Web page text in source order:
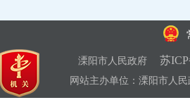
溧阳市人民政府 苏
网站主办单位：溧阳市人